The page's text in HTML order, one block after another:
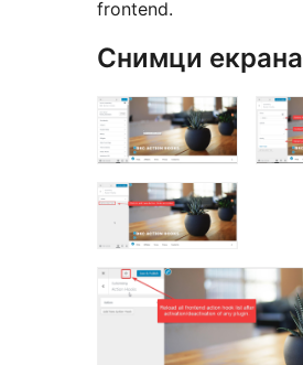
frontend.
Снимци екрана